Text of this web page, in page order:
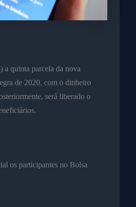
a quinta parcela da nova
de 2020, com o dinheiro
será liberado o
os participantes no Bolsa